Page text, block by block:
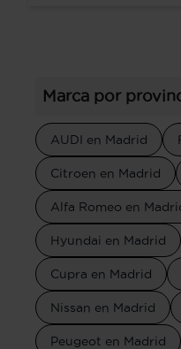
Marca por
AUDI en Madrid
Citroen en Madrid
Alfa Romeo en
Hyundai en Madrid
Cupra en Madrid
Nissan en Madrid
Peugeot en Madrid